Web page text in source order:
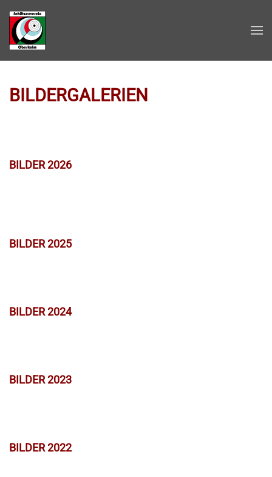
Zum Hauptinhalt springen
BILDERGALERIEN
BILDER 2026
BILDER 2025
BILDER 2024
BILDER 2023
BILDER 2022